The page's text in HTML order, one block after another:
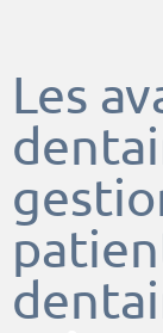
Les